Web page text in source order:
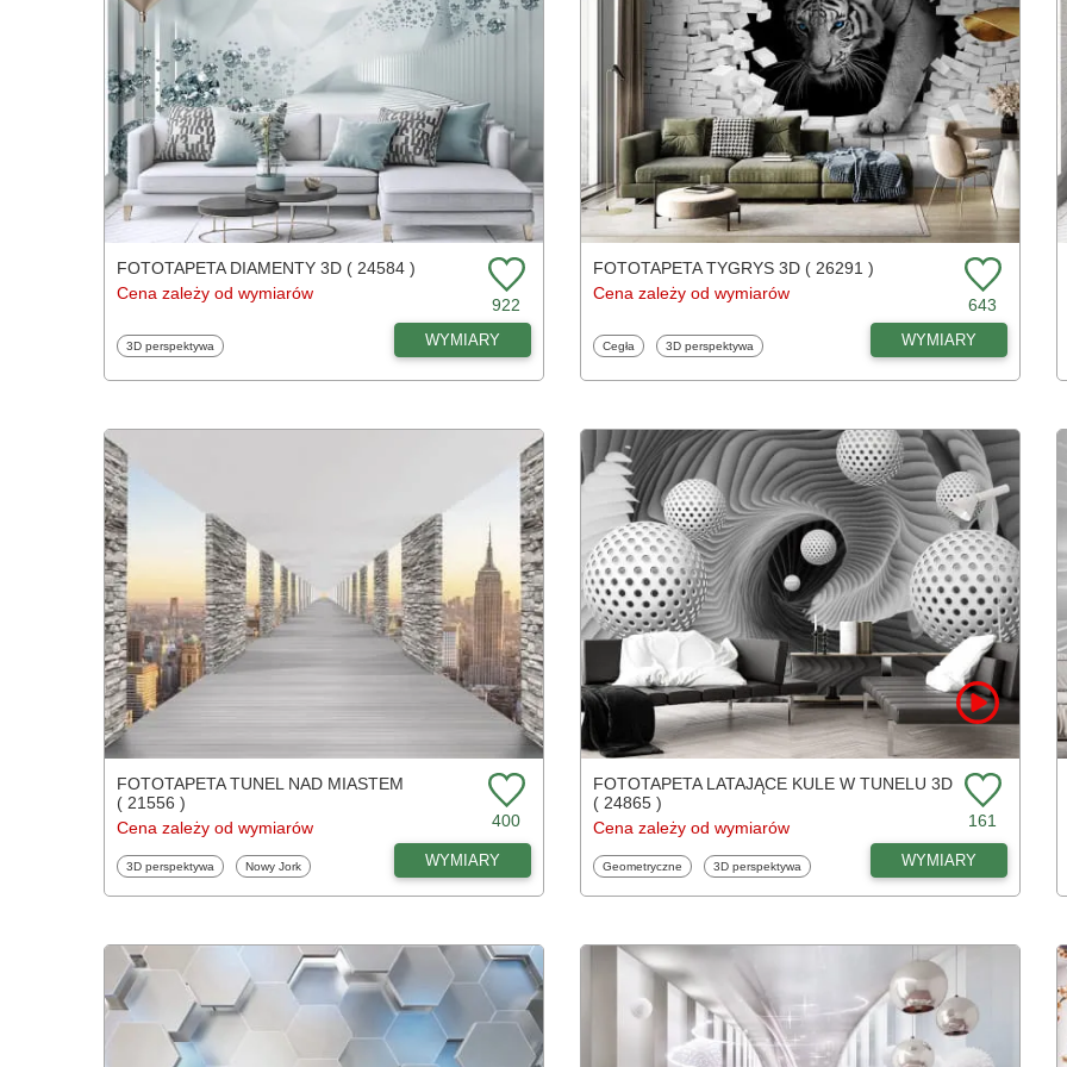
FOTOTAPETA DIAMENTY 3D ( 24584 )
Cena zależy od wymiarów
922
Fototapety
3D perspektywa WYMIARY
FOTOTAPETA TYGRYS 3D ( 26291 )
Cena zależy od wymiarów
643
Fototapety
Cegła Fototapety
3D perspektywa WYMIARY
FOTOTAPETA TUNEL NAD MIASTEM
( 21556 )
Cena zależy od wymiarów
400
Fototapety
3D perspektywa Fototapety
Nowy Jork WYMIARY
FOTOTAPETA LATAJĄCE KULE W TUNELU 3D
( 24865 )
Cena zależy od wymiarów
161
Fototapety
Geometryczne Fototapety
3D perspektywa WYMIARY